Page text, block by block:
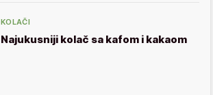
KOLAČI
Najukusniji kolač sa kafom i kakaom